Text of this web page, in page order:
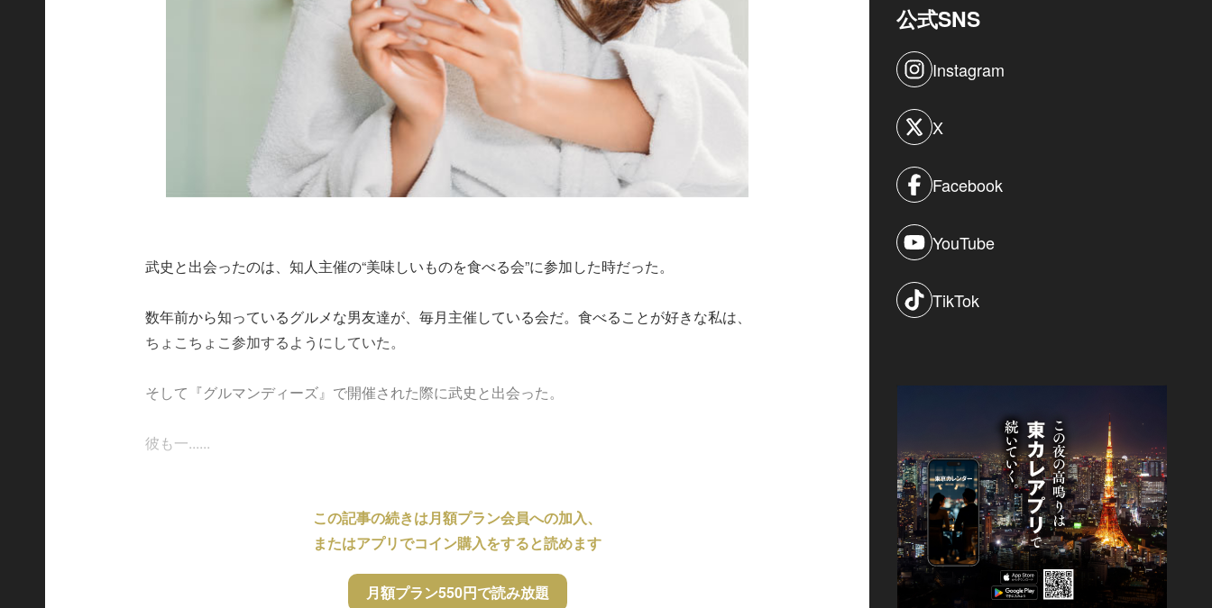
武史と出会ったのは、知人主催の“美味しいものを食べる会”に参加した時だった。
数年前から知っているグルメな男友達が、毎月主催している会だ。食べることが好きな私は、
ちょこちょこ参加するようにしていた。
そして『グルマンディーズ』で開催された際に武史と出会った。
彼も一......
この記事の続きは月額プラン会員への加入、
またはアプリでコイン購入をすると読めます
月額プラン550円で読み放題
公式SNS
Instagram
X
Facebook
YouTube
TikTok